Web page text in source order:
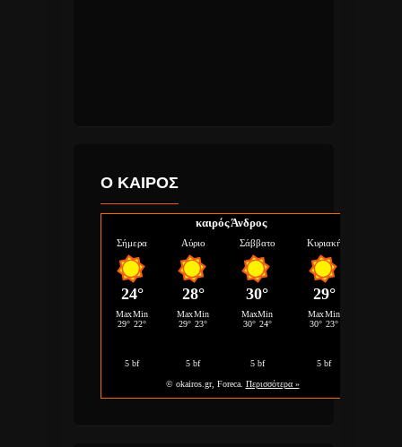
Ο ΚΑΙΡΟΣ
καιρός Άνδρος